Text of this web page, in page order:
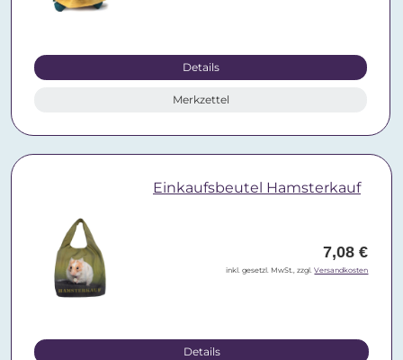
Details
Merkzettel
Einkaufsbeutel Hamsterkauf
7,08 €
inkl. gesetzl. MwSt., zzgl.Versandkosten
Details